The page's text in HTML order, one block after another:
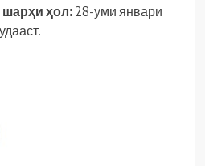
ҳол: 28-уми январи